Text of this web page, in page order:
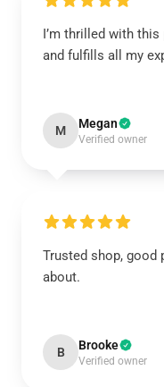
I’m thrilled with
and fulfills all my
M Megan
Verified owner
Trusted shop,
about.
B Brooke
Verified owner